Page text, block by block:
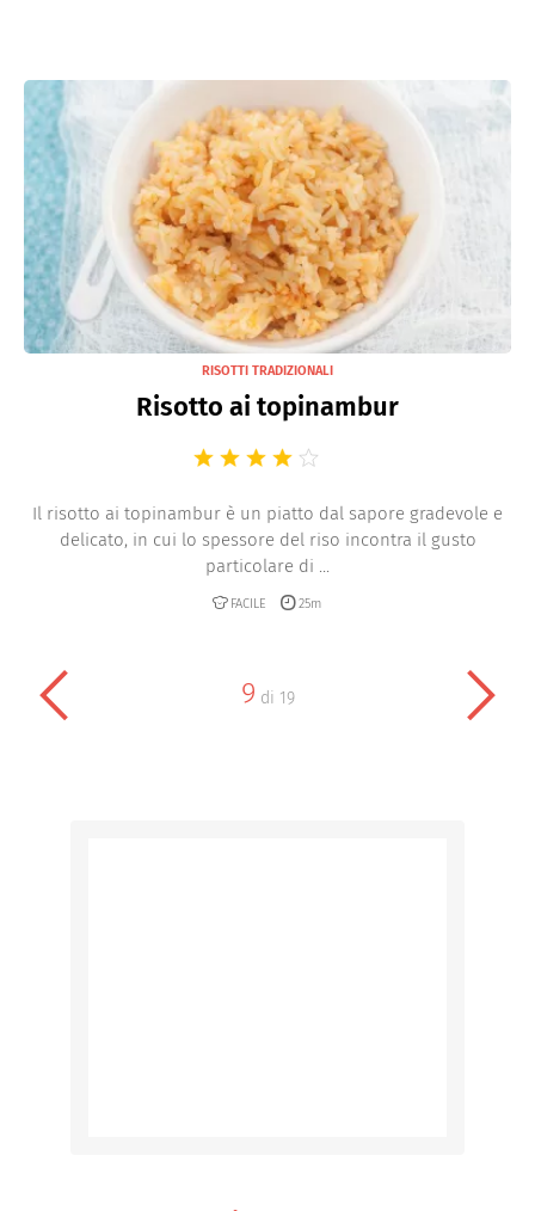
RISOTTI TRADIZIONALI
Risotto ai topinambur
Il risotto ai topinambur è un piatto dal sapore gradevole e
delicato, in cui lo spessore del riso incontra il gusto
particolare di ...
FACILE 25m
9 di 19